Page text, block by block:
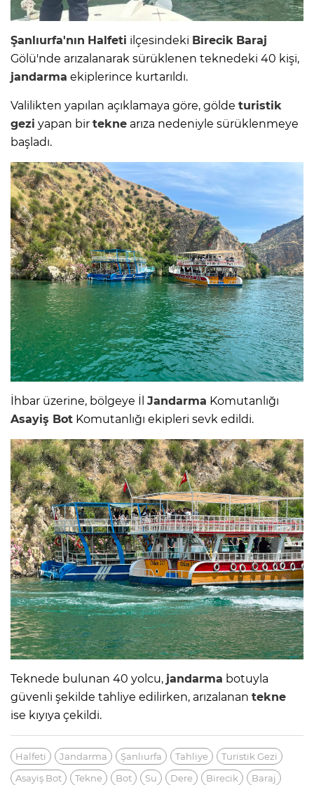
Şanlıurfa'nın Halfeti ilçesindeki Birecik Baraj
Gölü'nde arızalanarak sürüklenen teknedeki 40 kişi,
jandarma ekiplerince kurtarıldı.
Valilikten yapılan açıklamaya göre, gölde turistik
gezi yapan bir tekne arıza nedeniyle sürüklenmeye
başladı.
İhbar üzerine, bölgeye İl Jandarma Komutanlığı
Asayiş Bot Komutanlığı ekipleri sevk edildi.
Teknede bulunan 40 yolcu, jandarma botuyla
güvenli şekilde tahliye edilirken, arızalanan tekne
ise kıyıya çekildi.
Halfeti Jandarma Şanlıurfa Tahliye
Turistik Gezi
Asayiş Bot
Tekne Bot Su Dere Birecik
Baraj